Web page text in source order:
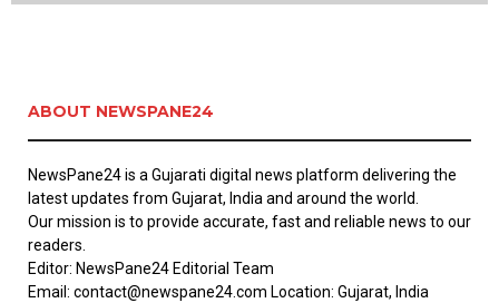
ABOUT NEWSPANE24
NewsPane24 is a Gujarati digital news platform delivering the
latest updates from Gujarat, India and around the world.
Our mission is to provide accurate, fast and reliable news to our
readers.
Editor: NewsPane24 Editorial Team
Email: contact@newspane24.com Location: Gujarat, India